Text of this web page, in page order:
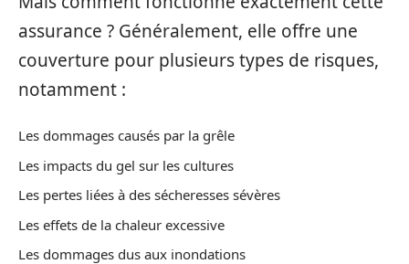
assurance ? Généralement, elle offre une
couverture pour plusieurs types de risques,
notamment :
Les dommages causés par la grêle
Les impacts du gel sur les cultures
Les pertes liées à des sécheresses sévères
Les effets de la chaleur excessive
Les dommages dus aux inondations